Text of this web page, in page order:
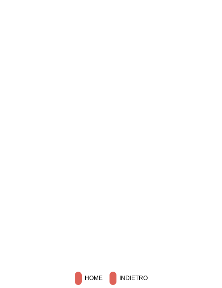
HOME INDIETRO